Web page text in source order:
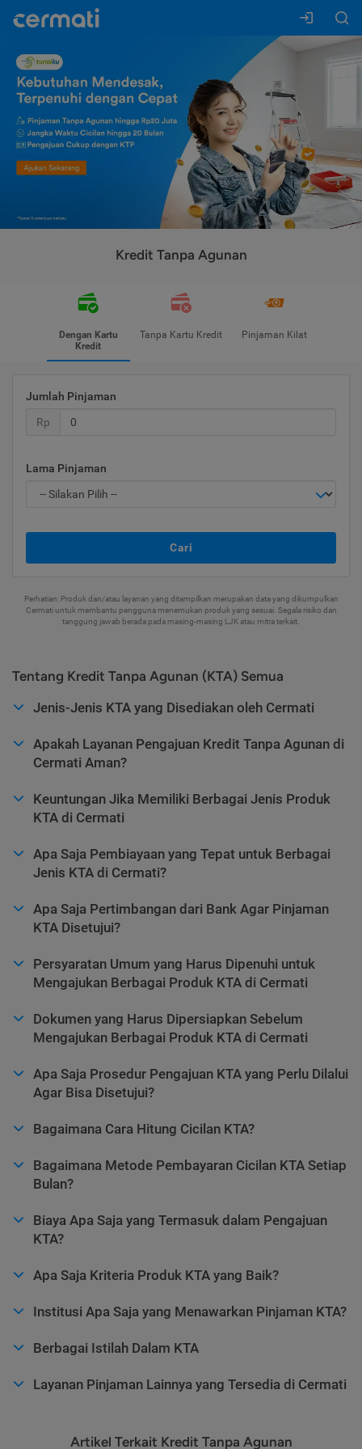
Kredit Tanpa Agunan
Dengan Kartu
Kredit
Tanpa Kartu Kredit Pinjaman Kilat
Jumlah Pinjaman
Rp
Lama Pinjaman
Cari
Perhatian: Produk dan/atau layanan yang ditampilkan merupakan data yang dikumpulkan
Cermati untuk membantu pengguna menemukan produk yang sesuai. Segala risiko dan
tanggung jawab berada pada masing-masing LJK atau mitra terkait.
Tentang Kredit Tanpa Agunan (KTA) Semua
Jenis-Jenis KTA yang Disediakan oleh Cermati
Apakah Layanan Pengajuan Kredit Tanpa Agunan di
Cermati Aman?
Keuntungan Jika Memiliki Berbagai Jenis Produk
KTA di Cermati
Apa Saja Pembiayaan yang Tepat untuk Berbagai
Jenis KTA di Cermati?
Apa Saja Pertimbangan dari Bank Agar Pinjaman
KTA Disetujui?
Persyaratan Umum yang Harus Dipenuhi untuk
Mengajukan Berbagai Produk KTA di Cermati
Dokumen yang Harus Dipersiapkan Sebelum
Mengajukan Berbagai Produk KTA di Cermati
Apa Saja Prosedur Pengajuan KTA yang Perlu Dilalui
Agar Bisa Disetujui?
Bagaimana Cara Hitung Cicilan KTA?
Bagaimana Metode Pembayaran Cicilan KTA Setiap
Bulan?
Biaya Apa Saja yang Termasuk dalam Pengajuan
KTA?
Apa Saja Kriteria Produk KTA yang Baik?
Institusi Apa Saja yang Menawarkan Pinjaman KTA?
Berbagai Istilah Dalam KTA
Layanan Pinjaman Lainnya yang Tersedia di Cermati
Artikel Terkait Kredit Tanpa Agunan